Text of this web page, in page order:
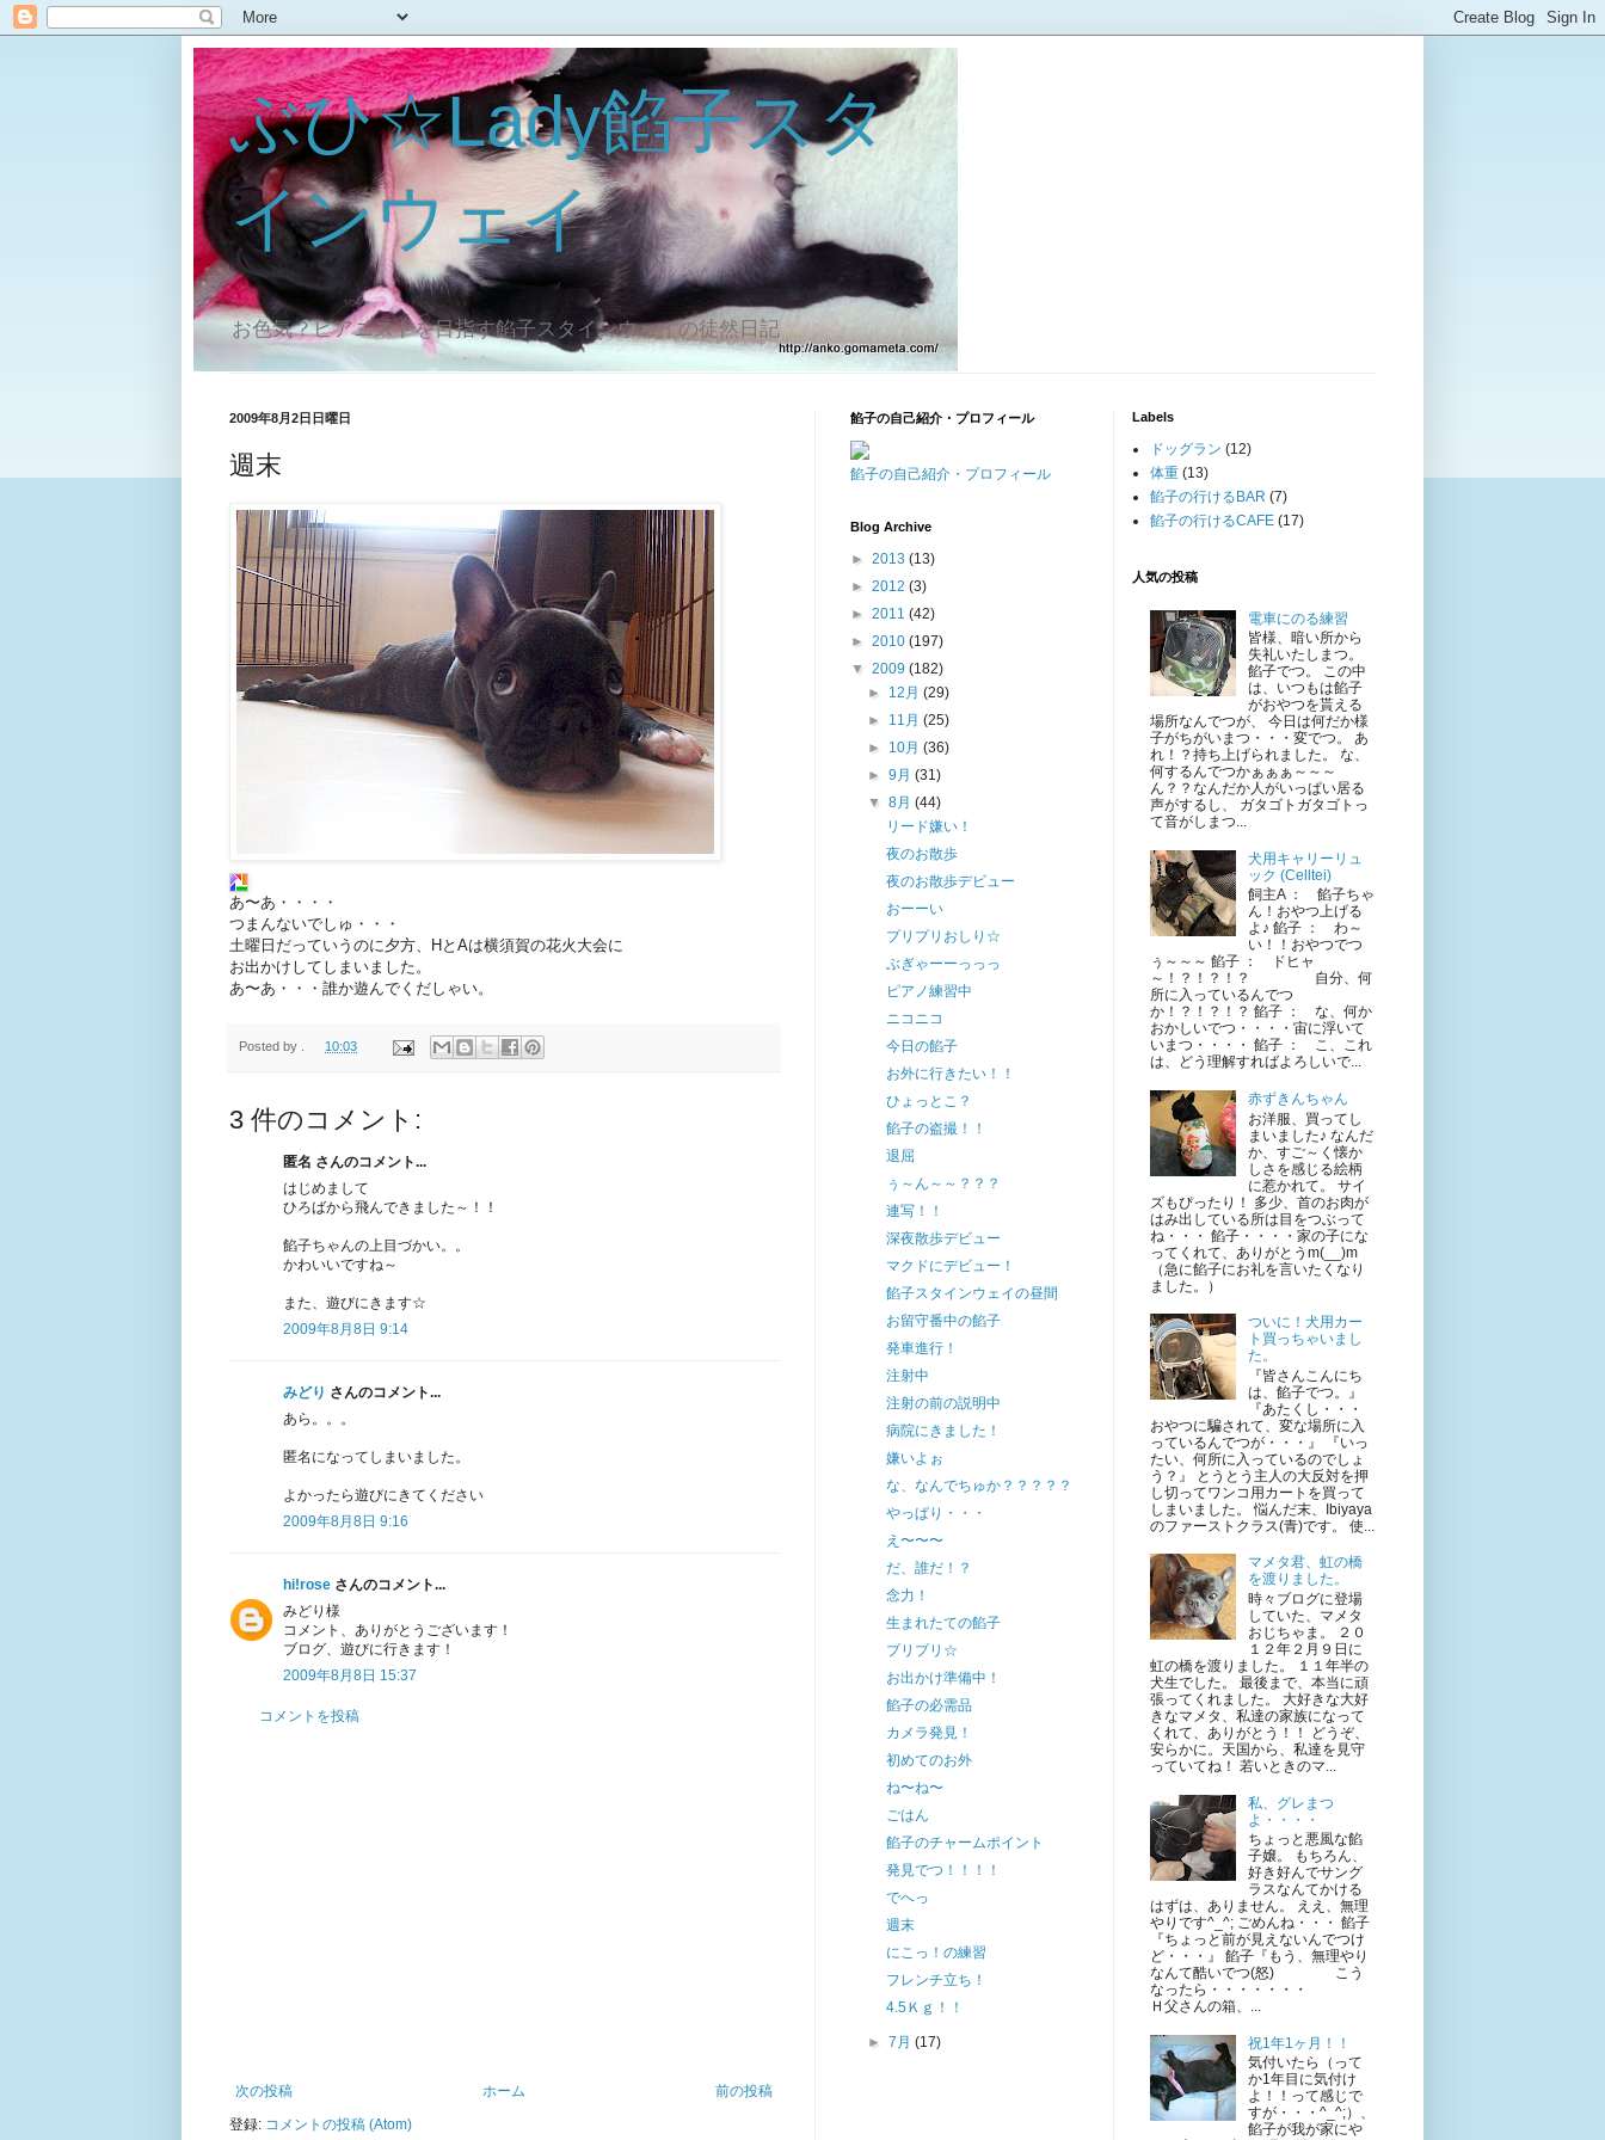
ぶひ☆Lady餡子スタ
インウェイ
お色気？ピアニストを目指す餡子スタインウェイの徒然日記
2009年8月2日日曜日
週末
あ〜あ・・・・
つまんないでしゅ・・・
土曜日だっていうのに夕方、HとAは横須賀の花火大会に
お出かけしてしまいました。
あ〜あ・・・誰か遊んでくだしゃい。
Posted by 10:03
3 件のコメント:
匿名 さんのコメント...
はじめまして
ひろばから飛んできました～！！
餡子ちゃんの上目づかい。。
かわいいですね～
また、遊びにきます☆
2009年8月8日 9:14
みどり さんのコメント...
あら。。。
匿名になってしまいました。
よかったら遊びにきてください
2009年8月8日 9:16
hi!rose さんのコメント...
みどり様
コメント、ありがとうございます！
ブログ、遊びに行きます！
2009年8月8日 15:37
コメントを投稿
次の投稿 前の投稿
ホーム
登録: コメントの投稿 (Atom)
餡子の自己紹介・プロフィール
餡子の自己紹介・プロフィール
Blog Archive
► 2013 (13)
► 2012 (3)
► 2011 (42)
► 2010 (197)
▼ 2009 (182)
► 12月(29)
► 11月(25)
► 10月(36)
►9月(31)
▼8月(44)
リード嫌い！
夜のお散歩
夜のお散歩デビュー
おーーい
プリプリおしり☆
ぶぎゃーーっっっ
ピアノ練習中
ニコニコ
今日の餡子
お外に行きたい！！
ひょっとこ？
餡子の盗撮！！
退屈
ぅ～ん～～？？？
連写！！
深夜散歩デビュー
マクドにデビュー！
餡子スタインウェイの昼間
お留守番中の餡子
発車進行！
注射中
注射の前の説明中
病院にきました！
嫌いよぉ
な、なんでちゅか？？？？？
やっぱり・・・
え〜〜〜
だ、誰だ！？
念力！
生まれたての餡子
プリプリ☆
お出かけ準備中！
餡子の必需品
カメラ発見！
初めてのお外
ね〜ね〜
ごはん
餡子のチャームポイント
発見でつ！！！！
でへっ
週末
にこっ！の練習
フレンチ立ち！
4.5Ｋｇ！！
►7月(17)
Labels
ドッグラン (12)
体重 (13)
餡子の行けるBAR (7)
餡子の行けるCAFE (17)
人気の投稿
電車にのる練習
皆様、暗い所から
失礼いたしまつ。
餡子でつ。 この中
は、いつもは餡子
がおやつを貰える
場所なんでつが、 今日は何だか様
子がちがいまつ・・・変でつ。 あ
れ！？持ち上げられました。 な、
何するんでつかぁぁぁ～～～
ん？？なんだか人がいっぱい居る
声がするし、 ガタゴトガタゴトっ
て音がしまつ...
犬用キャリーリュ
ック (Celltei)
飼主A ： 餡子ちゃ
ん！おやつ上げる
よ♪ 餡子 ： わ～
い！！おやつでつ
ぅ～～～ 餡子 ： ドヒャ
～！？！？！？ 自分、何
所に入っているんでつ
か！？！？！？ 餡子 ： な、何か
おかしいでつ・・・・宙に浮いて
いまつ・・・・ 餡子 ： こ、これ
は、どう理解すればよろしいで...
赤ずきんちゃん
お洋服、買ってし
まいました♪ なんだ
か、すご～く懐か
しさを感じる絵柄
に惹かれて。 サイ
ズもぴったり！ 多少、首のお肉が
はみ出している所は目をつぶって
ね・・・ 餡子・・・・家の子にな
ってくれて、ありがとうm(__)m
（急に餡子にお礼を言いたくなり
ました。）
ついに！犬用カー
ト買っちゃいまし
た。
『皆さんこんにち
は、餡子でつ。』
『あたくし・・・
おやつに騙されて、変な場所に入
っているんでつが・・・』 『いっ
たい、何所に入っているのでしょ
う？』 とうとう主人の大反対を押
し切ってワンコ用カートを買って
しまいました。 悩んだ末、Ibiyaya
のファーストクラス(青)です。 使...
マメタ君、虹の橋
を渡りました。
時々ブログに登場
していた、マメタ
おじちゃま。 ２０
１２年２月９日に
虹の橋を渡りました。 １１年半の
犬生でした。 最後まで、本当に頑
張ってくれました。 大好きな大好
きなマメタ、私達の家族になって
くれて、ありがとう！！ どうぞ、
安らかに。天国から、私達を見守
っていてね！ 若いときのマ...
私、グレまつ
よ・・・・
ちょっと悪風な餡
子嬢。 もちろん、
好き好んでサング
ラスなんてかける
はずは、ありません。 ええ、無理
やりです^_^; ごめんね・・・ 餡子
『ちょっと前が見えないんでつけ
ど・・・』 餡子『もう、無理やり
なんて酷いでつ(怒) こう
なったら・・・・・・・
Ｈ父さんの箱、...
祝1年1ヶ月！！
気付いたら（って
か1年目に気付け
よ！！って感じで
すが・・・^_^;）、
餡子が我が家にや